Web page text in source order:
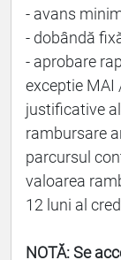
- avans
- dobândă
- aprobare
exceptie MAI
justificative
rambursare
parcursul
valoarea
12 luni al
NOTĂ: Se